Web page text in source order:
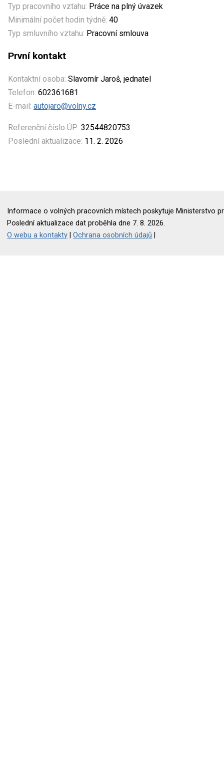
Typ pracovního vztahu: Práce na plný úvazek
Minimální počet hodin týdně: 40
Typ smluvního vztahu: Pracovní smlouva
První kontakt
Kontaktní osoba: Slavomír Jaroš, jednatel
Telefon: 602361681
E-mail: autojaro@volny.cz
Referenční číslo ÚP: 32544820753
Poslední aktualizace: 11. 2. 2026
Informace o volných pracovních místech poskytuje Ministerstvo
Poslední aktualizace dat proběhla dne 7. 8. 2026.
O webu a kontakty |Ochrana osobních údajů